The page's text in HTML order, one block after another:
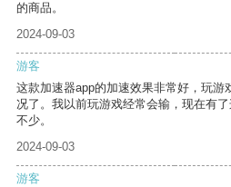
的商品。
2024-09-03
游客
这款加速器app的加速效果非常好，玩游
况了。我以前玩游戏经常会输，现在有
不少。
2024-09-03
游客